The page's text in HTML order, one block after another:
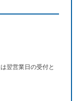
翌営業日の受付と